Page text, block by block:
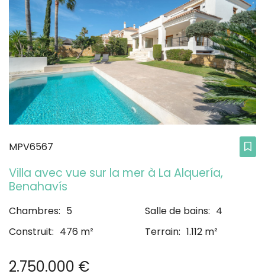
MPV6567
Villa avec vue sur la mer à La Alquería,
Benahavís
Chambres: 5 Salle de bains: 4
Construit: 476 m² Terrain: 1.112 m²
2.750.000 €